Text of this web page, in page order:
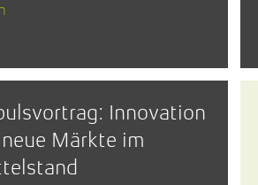
Innovation
Märkte im